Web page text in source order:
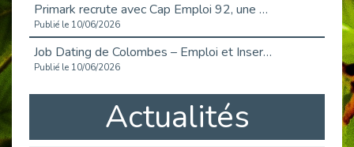
Primark recrute avec Cap Emploi 92, une matinée couronnée de succès !
Publié le 10/06/2026
Job Dating de Colombes – Emploi et Insertion
Publié le 10/06/2026
Aborder l'entretien et la situation de handicap en toute confiance
Publié le 09/06/2026
Retour sur l’atelier « Optimiser sa recherche d’emploi »
Actualités